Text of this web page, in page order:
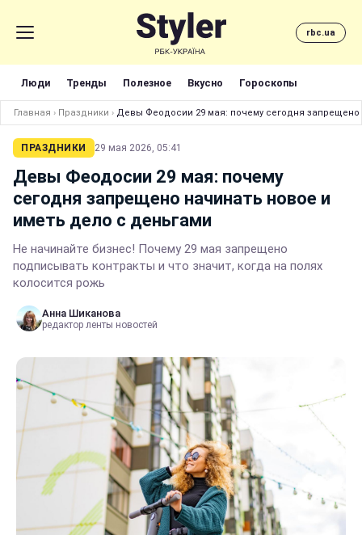
rbc.ua
Люди Тренды Полезное Вкусно Гороскопы
Главная › Праздники › Девы Феодосии 29 мая: почему сегодня
ПРАЗДНИКИ 29 мая 2026, 05:41
Девы Феодосии 29 мая: почему
сегодня запрещено начинать новое и
иметь дело с деньгами
Не начинайте бизнес! Почему 29 мая запрещено
подписывать контракты и что значит, когда на полях
колосится рожь
Анна Шиканова
редактор ленты новостей